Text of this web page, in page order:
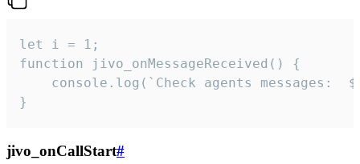
let i = 1;
function jivo_onMessageReceived() {
}
jivo_onCallStart#